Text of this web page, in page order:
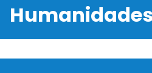
Humanidades